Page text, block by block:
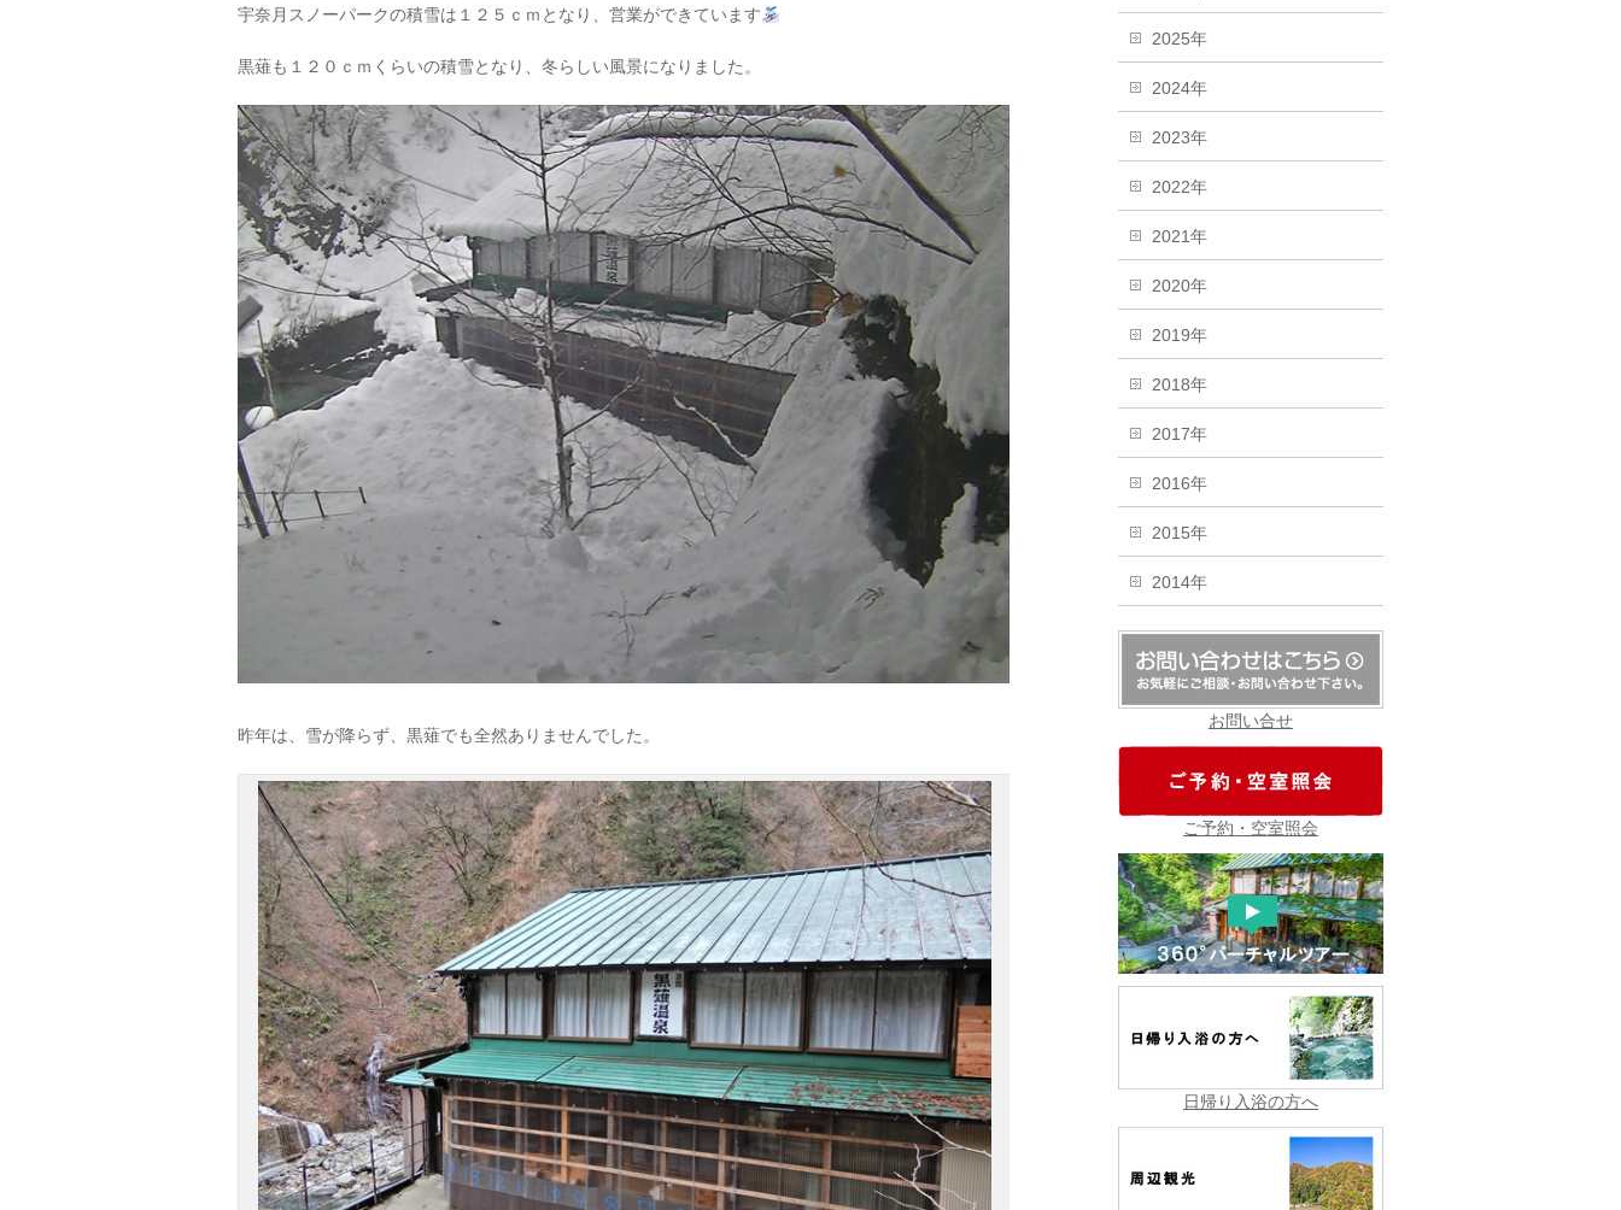
宇奈月スノーパークの積雪は１２５ｃｍとなり、営業ができています
黒薙も１２０ｃｍくらいの積雪となり、冬らしい風景になりました。
昨年は、雪が降らず、黒薙でも全然ありませんでした。
2025年
2024年
2023年
2022年
2021年
2020年
2019年
2018年
2017年
2016年
2015年
2014年
お問い合せ
ご予約・空室照会
日帰り入浴の方へ